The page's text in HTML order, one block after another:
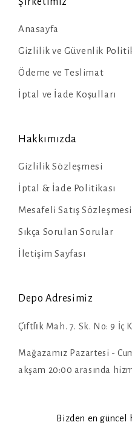
Anasayfa
Gizlilik ve Güvenlik
Ödeme ve Teslimat
İptal ve İade Koşulları
Hakkımızda
Gizlilik Sözleşmesi
İptal & İade Politikası
Mesafeli Satış Sözleşmesi
Sıkça Sorulan Sorular
İletişim Sayfası
Depo Adresimiz
Çi̇ftli̇k Mah. 7. Sk. No: 9 İç
Mağazamız Pazartesi -
akşam 20:00 arasında
Bizden en